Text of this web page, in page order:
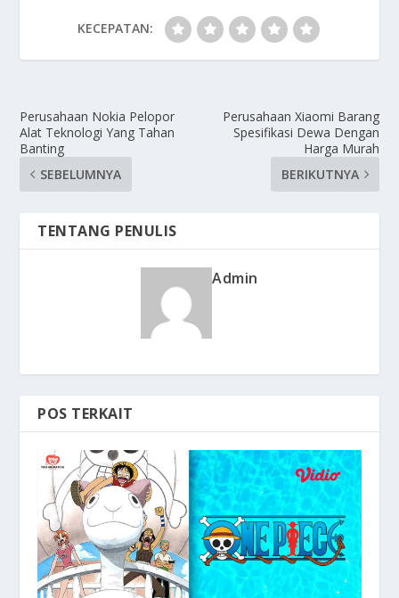
KECEPATAN:
Perusahaan Nokia Pelopor
Alat Teknologi Yang Tahan
Banting
SEBELUMNYA
Perusahaan Xiaomi Barang
Spesifikasi Dewa Dengan
Harga Murah
BERIKUTNYA
TENTANG PENULIS
Admin
POS TERKAIT